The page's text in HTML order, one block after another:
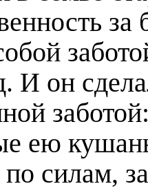
И он
ею
по силам,